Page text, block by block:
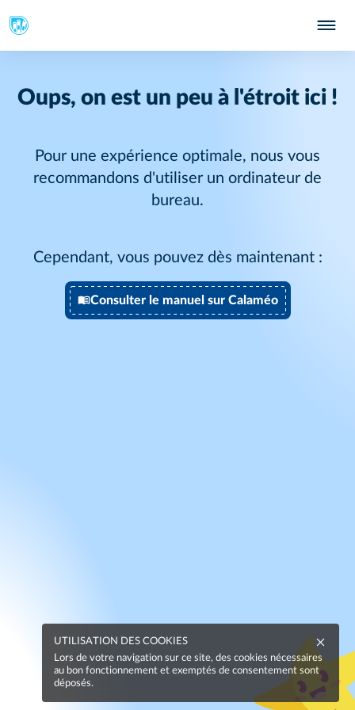
Oups, on est un peu à l'étroit ici !
Pour une expérience optimale, nous vous
recommandons d'utiliser un ordinateur de
bureau.
Cependant, vous pouvez dès maintenant :
Consulter le manuel sur Calaméo
UTILISATION DES COOKIES
Lors de votre navigation sur ce site, des cookies nécessaires
au bon fonctionnement et exemptés de consentement sont
déposés.